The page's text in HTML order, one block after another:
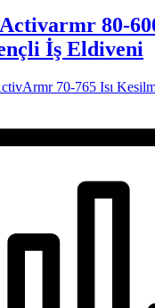
80-
İş Eldiveni